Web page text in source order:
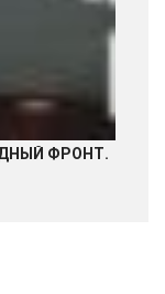
ФРОНТ.